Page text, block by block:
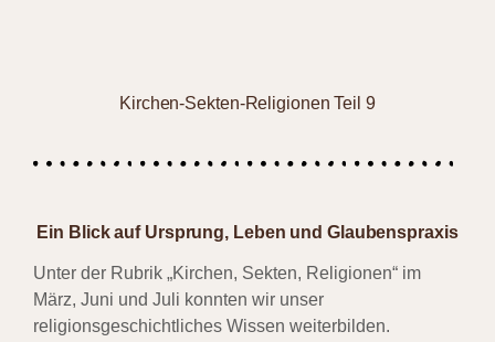
Kirchen-Sekten-Religionen Teil 9
Ein Blick auf Ursprung, Leben und Glaubenspraxis
Unter der Rubrik „Kirchen, Sekten, Religionen“ im
März, Juni und Juli konnten wir unser
religionsgeschichtliches Wissen weiterbilden.